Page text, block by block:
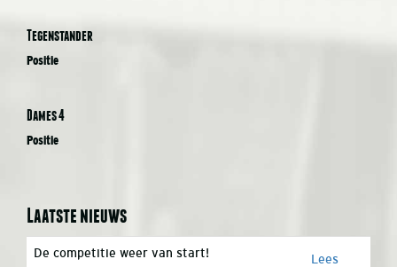
Tegenstander
Positie
Dames 4
Positie
Laatste nieuws
De competitie weer van start! Lees